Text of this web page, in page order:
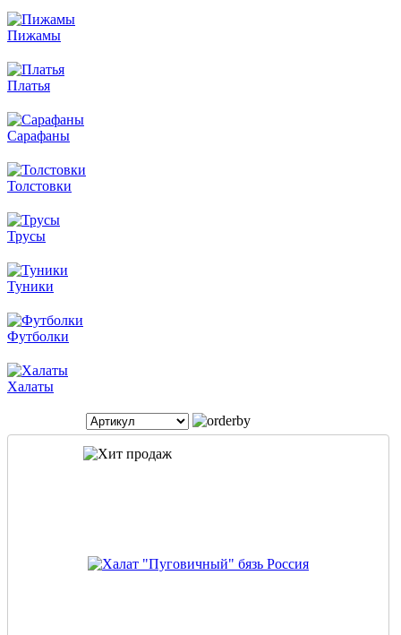
Пижамы
Платья
Сарафаны
Толстовки
Трусы
Туники
Футболки
Халаты